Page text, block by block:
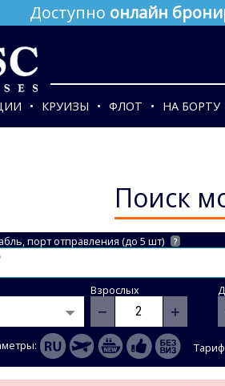
Доступно онлайн
КРУИЗЫ ФЛОТ НА БОРТУ
Поиск
порт отправления (до 5 шт) ?
Взрослых
− +